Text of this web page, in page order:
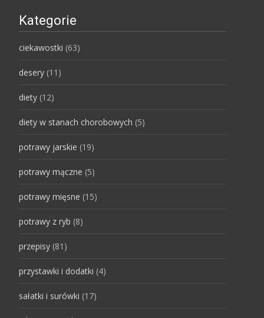
Kategorie
ciekawostki (63)
desery (11)
diety (12)
diety w stanach chorobowych (5)
potrawy jarskie (19)
potrawy mączne (5)
potrawy mięsne (15)
potrawy z ryb (8)
przepisy (81)
przystawki i dodatki (4)
sałatki i surówki (17)